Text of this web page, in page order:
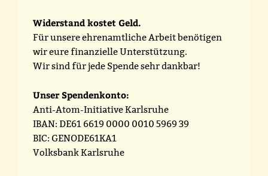
Widerstand kostet Geld.
Für unsere ehrenamtliche Arbeit benötigen
wir eure finanzielle Unterstützung.
Wir sind für jede Spende sehr dankbar!
Unser Spendenkonto:
Anti-Atom-Initiative Karlsruhe
IBAN: DE61 6619 0000 0010 5969 39
BIC: GENODE61KA1
Volksbank Karlsruhe